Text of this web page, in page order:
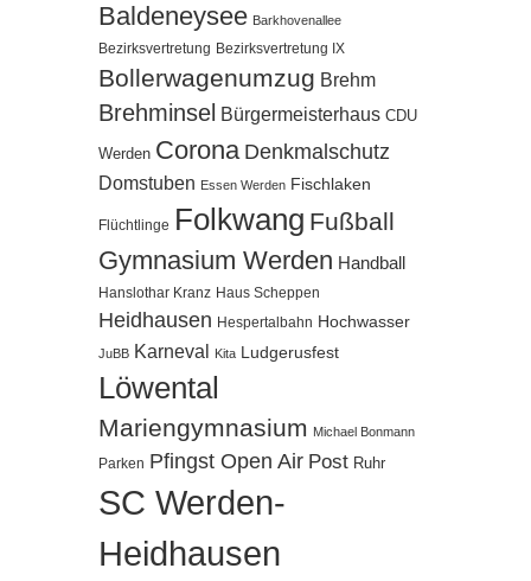
Baldeneysee Barkhovenallee
Bezirksvertretung Bezirksvertretung IX
Bollerwagenumzug Brehm
Brehminsel Bürgermeisterhaus CDU
Werden Corona Denkmalschutz
Domstuben Essen Werden Fischlaken
Flüchtlinge Folkwang Fußball
Gymnasium Werden Handball
Hanslothar Kranz Haus Scheppen
Heidhausen Hespertalbahn Hochwasser
JuBB Karneval Kita Ludgerusfest
Löwental
Mariengymnasium Michael Bonmann
Parken Pfingst Open Air Post Ruhr
SC Werden-
Heidhausen